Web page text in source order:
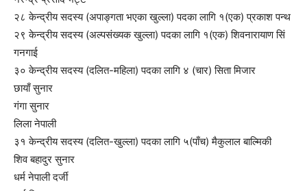
२८ केन्द्रीय सदस्य (अपाङ्गता भएका खुल्ला) पदका लागि १(एक) प्रकाश पन्थ
२९ केन्द्रीय सदस्य (अल्पसंख्यक खुल्ला) पदका लागि १(एक) शिवनारायाण सिं
गनगाई
३० केन्द्रीय सदस्य (दलित-महिला) पदका लागि ४ (चार) सिता मिजार
छायाँ सुनार
गंगा सुनार
लिला नेपाली
३१ केन्द्रीय सदस्य (दलित-खुल्ला) पदका लागि ५(पाँच) मैकुलाल बाल्मिकी
शिव बहादुर सुनार
धर्म नेपाली दर्जी